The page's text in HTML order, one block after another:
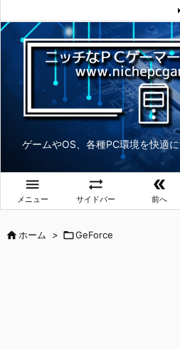
ゲームやOS、各種PC環境を快適

メニュー

サイドバー

前へ
ホーム > GeForce